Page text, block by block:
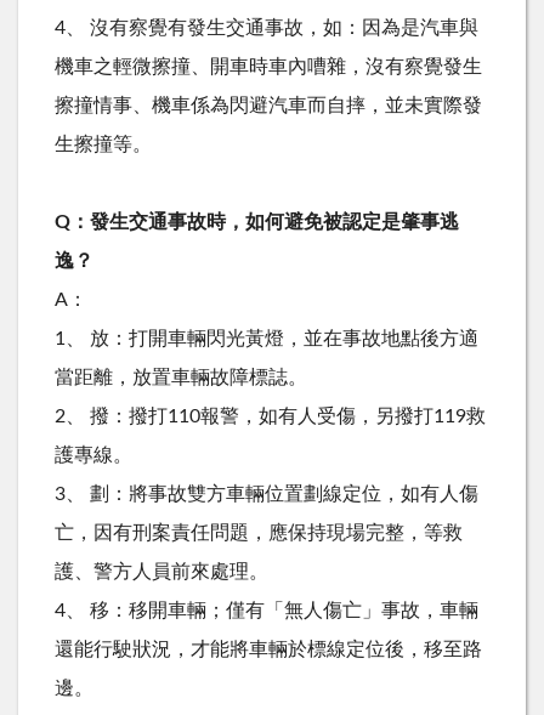
4、 沒有察覺有發生交通事故，如：因為是汽車與
機車之輕微擦撞、開車時車內嘈雜，沒有察覺發生
擦撞情事、機車係為閃避汽車而自摔，並未實際發
生擦撞等。
Q：發生交通事故時，如何避免被認定是肇事逃
逸？
A：
1、 放：打開車輛閃光黃燈，並在事故地點後方適
當距離，放置車輛故障標誌。
2、 撥：撥打110報警，如有人受傷，另撥打119救
護專線。
3、 劃：將事故雙方車輛位置劃線定位，如有人傷
亡，因有刑案責任問題，應保持現場完整，等救
護、警方人員前來處理。
4、 移：移開車輛；僅有「無人傷亡」事故，車輛
還能行駛狀況，才能將車輛於標線定位後，移至路
邊。